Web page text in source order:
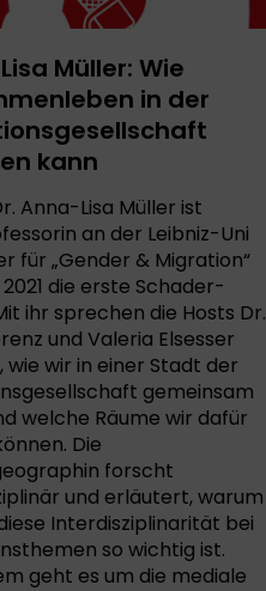
Müller: Wie
in der
kann
Anna-Lisa Müller ist
an der Leibniz-Uni
für „Gender & Migration“
die erste Schader-
ihr sprechen die Hosts Dr.
und Valeria Elsesser
wie wir in einer Stadt der
gemeinsam
welche Räume wir dafür
Die
forscht
und erläutert, warum
Interdisziplinarität bei
so wichtig ist.
geht es um die mediale